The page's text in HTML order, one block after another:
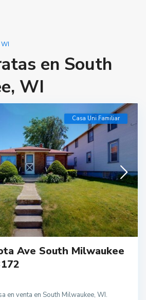
en South
WI
Casa Uni Familiar
Ave South Milwaukee
en venta en South Milwaukee, WI.